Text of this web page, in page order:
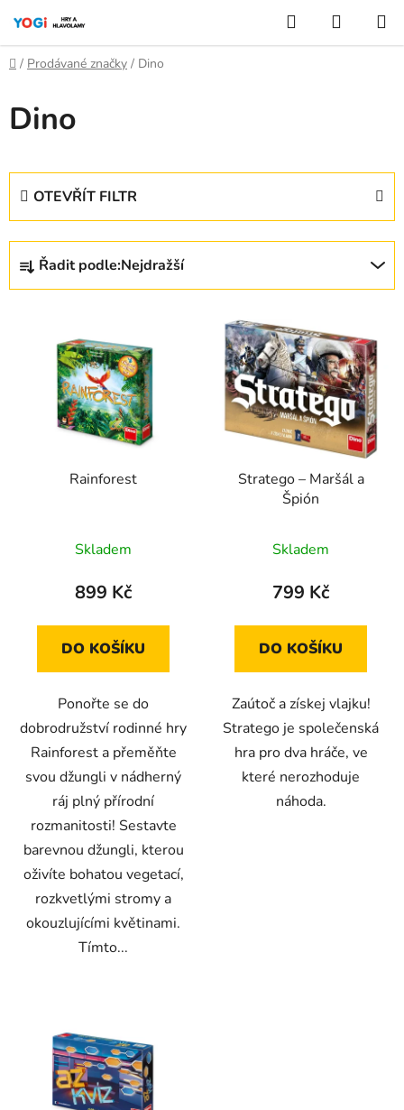
obsah
Hledat
KOŠÍK
Domů
/ Prodávané značky / Dino
Dino
OTEVŘÍT FILTR
Ř
z
Řadit podle:Nejdražší
Rainforest
Skladem
899 Kč
DO KOŠÍKU
Ponořte se do
dobrodružství rodinné hry
Rainforest a přeměňte
svou džungli v nádherný
ráj plný přírodní
rozmanitosti! Sestavte
barevnou džungli, kterou
oživíte bohatou vegetací,
rozkvetlými stromy a
okouzlujícími květinami.
Tímto...
Stratego – Maršál a
Špión
Skladem
799 Kč
DO KOŠÍKU
Zaútoč a získej vlajku!
Stratego je společenská
hra pro dva hráče, ve
které nerozhoduje
náhoda.